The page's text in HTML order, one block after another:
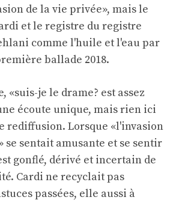
de la vie privée», mais le
et le registre du registre
comme l'huile et l'eau par
ballade 2018.
«suis-je le drame? est assez
écoute unique, mais rien ici
rediffusion. Lorsque «l'invasion
se sentait amusante et se sentir
gonflé, dérivé et incertain de
Cardi ne recyclait pas
passées, elle aussi à